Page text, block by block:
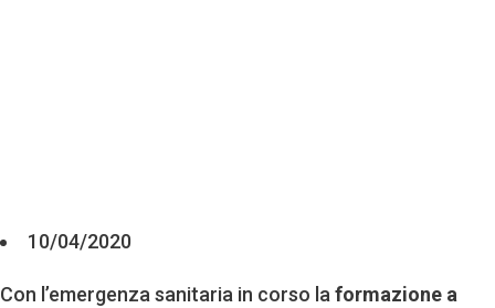
10/04/2020
Con l’emergenza sanitaria in corso la formazione a